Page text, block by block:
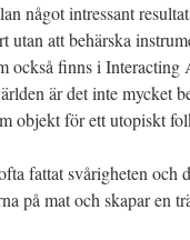
något intressant
utan att behärska
också finns i Interacting
är det inte mycket
objekt för ett utopiskt
fattat svårigheten och
på mat och skapar en